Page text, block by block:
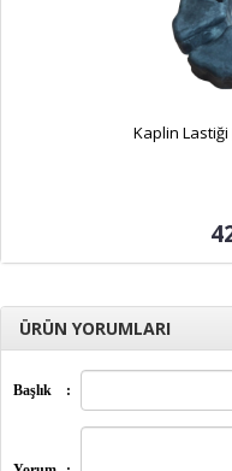
Kaplin Lastiği
ÜRÜN YORUMLARI
Başlık :